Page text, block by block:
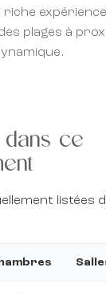
plages à
dans ce
listées